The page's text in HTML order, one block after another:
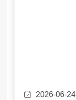
2026-06-24